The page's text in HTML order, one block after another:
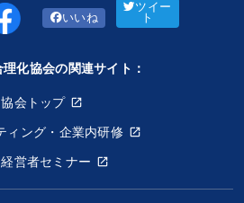
いいね
ツイー
ト
理化協会の関連サイト：
協会トップ
ィング・企業内研修
営者セミナー